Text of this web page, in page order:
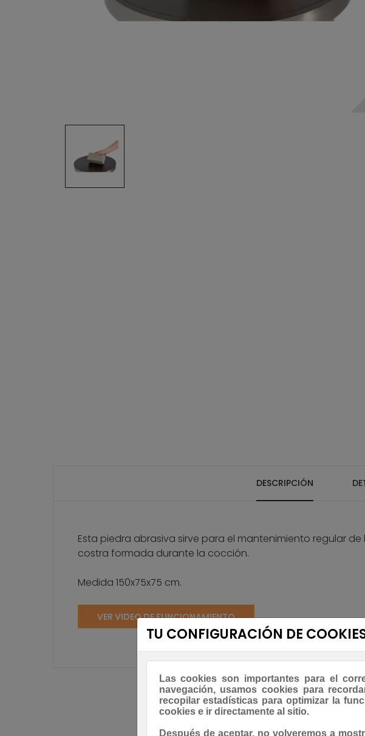
DESCRIPCIÓN
Esta piedra abrasiva sirve para el mantenimiento regular
costra formada durante la cocción.
Medida 150x75x75 cm.
VER VIDEO DE FUNCIONAMIENTO
TAMBIÉN
TU CONFIGURACIÓN DE
Las cookies son importantes para el
navegación, usamos cookies para
recopilar estadísticas para optimizar la
cookies e ir directamente al sitio.
Después de aceptar, no volveremos a